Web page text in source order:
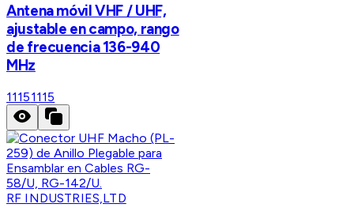
Antena móvil VHF / UHF,
ajustable en campo, rango
de frecuencia 136-940
MHz
11151115
RF INDUSTRIES,LTD